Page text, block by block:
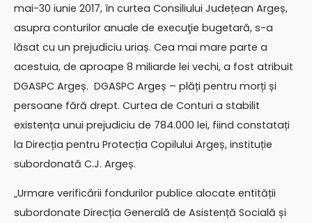
mai-30 iunie 2017, în curtea Consiliului Județean Argeș,
asupra conturilor anuale de execuţie bugetară, s-a
lăsat cu un prejudiciu uriaș. Cea mai mare parte a
acestuia, de aproape 8 miliarde lei vechi, a fost atribuit
DGASPC Argeș. DGASPC Argeș – plăți pentru morți și
persoane fără drept. Curtea de Conturi a stabilit
existența unui prejudiciu de 784.000 lei, fiind constatați
la Direcția pentru Protecția Copilului Argeș, instituție
subordonată C.J. Argeș.
„Urmare verificării fondurilor publice alocate entității
subordonate Direcția Generală de Asistență Socială și